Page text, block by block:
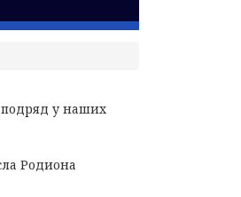
подряд у наших
Родиона